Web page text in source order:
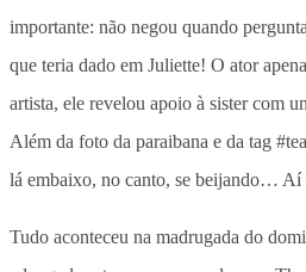
importante: não negou quando
que teria dado em Juliette! O ator
artista, ele revelou apoio à sister com
Além da foto da paraibana e da tag
lá embaixo, no canto, se beijando… Aí
Tudo aconteceu na madrugada do